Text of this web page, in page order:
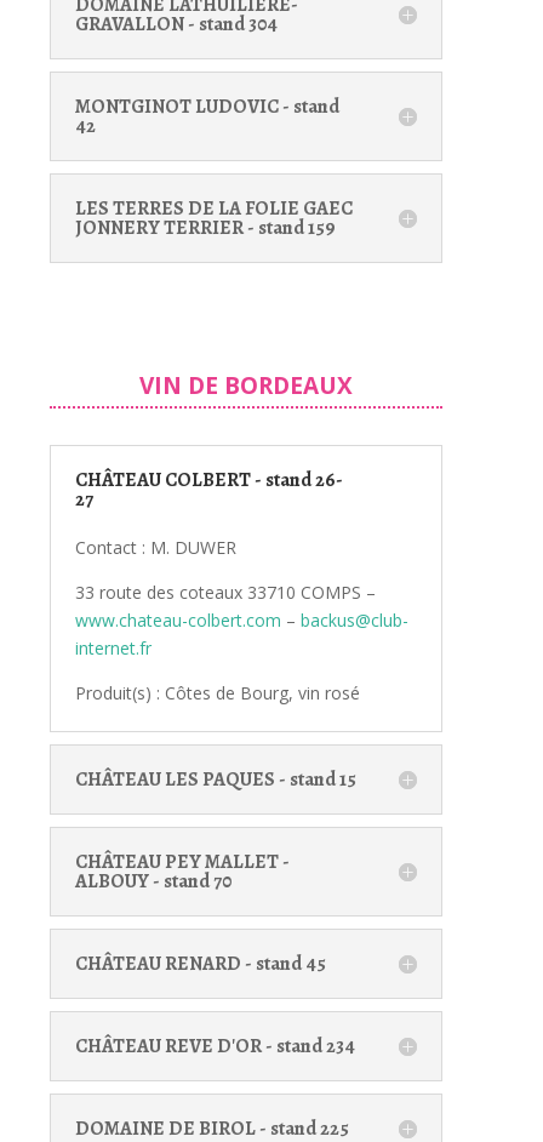
GRAVALLON - stand 304
MONTGINOT LUDOVIC - stand
42
LES TERRES DE LA FOLIE GAEC
JONNERY TERRIER - stand 159
VIN DE BORDEAUX
CHÂTEAU COLBERT - stand 26-
27
Contact : M. DUWER
33 route des coteaux 33710 COMPS –
www.chateau-colbert.com – backus@club-
internet.fr
Produit(s) : Côtes de Bourg, vin rosé
CHÂTEAU LES PAQUES - stand 15
CHÂTEAU PEY MALLET -
ALBOUY - stand 70
CHÂTEAU RENARD - stand 45
CHÂTEAU REVE D'OR - stand 234
DOMAINE DE BIROL - stand 225